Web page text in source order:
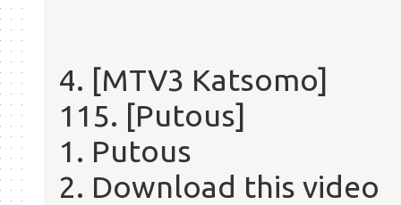
4. [MTV3 Katsomo]
115. [Putous]
1. Putous
2. Download this video